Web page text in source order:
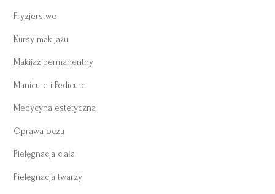
Fryzjerstwo
Kursy makijażu
Makijaż permanentny
Manicure i Pedicure
Medycyna estetyczna
Oprawa oczu
Pielęgnacja ciała
Pielęgnacja twarzy